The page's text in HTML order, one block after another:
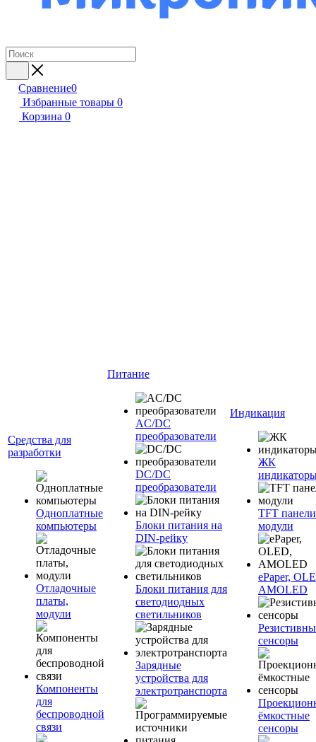
Сравнение0
Избранные товары 0
Корзина 0
Средства для
разработки
Одноплатные
компьютеры
Отладочные
платы,
модули
Компоненты
для
беспроводной
связи
Питание
AC/DC
преобразователи
DC/DC
преобразователи
Блоки питания на
DIN-рейку
Блоки питания для
светодиодных
светильников
Зарядные
устройства для
электротранспорта
Индикация
ЖК
TFT
модули
ePaper,
AMOLED
сенсоры
ёмкостные
сенсоры